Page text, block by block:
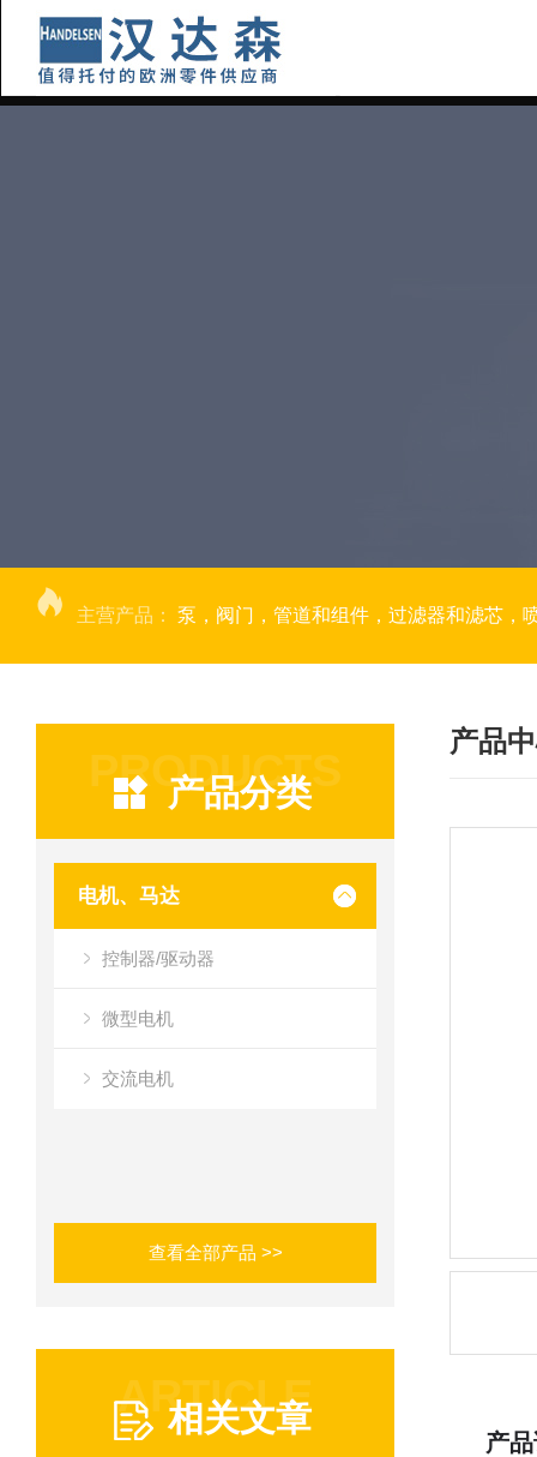
主营产品： 泵，阀门，管道和组件，过滤器和滤芯，
PRODUCTS
产品分类
电机、马达
控制器/驱动器
微型电机
交流电机
查看全部产品 >>
ARTICLE
相关文章
产品
产